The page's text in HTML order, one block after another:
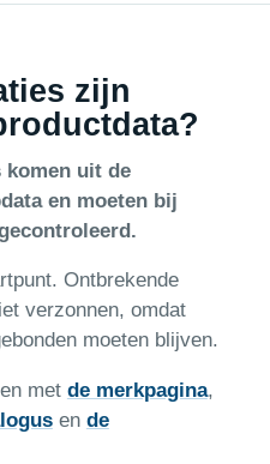
zijn
komen uit de
en moeten bij
Ontbrekende
verzonnen, omdat
moeten blijven.
met de merkpagina,
en de